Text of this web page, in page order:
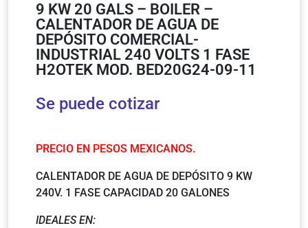
9 KW 20 GALS – BOILER –
CALENTADOR DE AGUA DE
DEPÓSITO COMERCIAL-
INDUSTRIAL 240 VOLTS 1 FASE
H2OTEK MOD. BED20G24-09-11
Se puede cotizar
PRECIO EN PESOS MEXICANOS.
CALENTADOR DE AGUA DE DEPÓSITO 9 KW
240V. 1 FASE CAPACIDAD 20 GALONES
IDEALES EN: